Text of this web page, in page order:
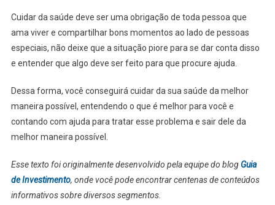
Cuidar da saúde deve ser uma obrigação de toda pessoa que
ama viver e compartilhar bons momentos ao lado de pessoas
especiais, não deixe que a situação piore para se dar conta disso
e entender que algo deve ser feito para que procure ajuda.
Dessa forma, você conseguirá cuidar da sua saúde da melhor
maneira possível, entendendo o que é melhor para você e
contando com ajuda para tratar esse problema e sair dele da
melhor maneira possível.
Esse texto foi originalmente desenvolvido pela equipe do blog Guia
de Investimento, onde você pode encontrar centenas de conteúdos
informativos sobre diversos segmentos.